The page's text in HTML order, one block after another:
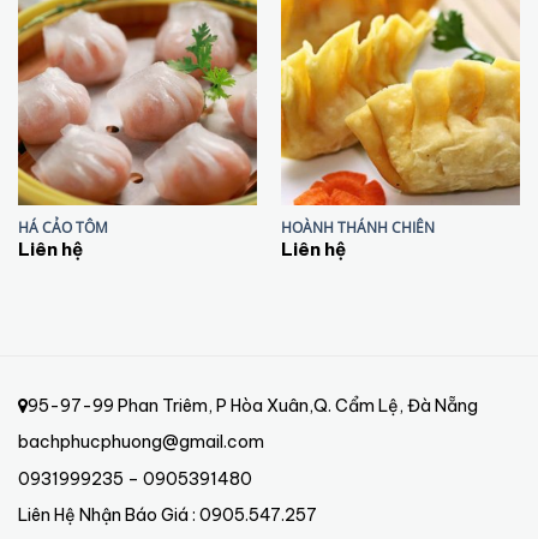
HÁ CẢO TÔM
Liên hệ
HOÀNH THÁNH CHIÊN
Liên hệ
95-97-99 Phan Triêm, P Hòa Xuân,Q. Cẩm Lệ, Đà Nẵng
bachphucphuong@gmail.com
0931999235 – 0905391480
Liên Hệ Nhận Báo Giá : 0905.547.257